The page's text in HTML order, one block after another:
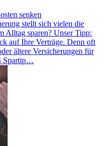
senken
stellt sich vielen die
Alltag sparen? Unser Tipp:
auf Ihre Verträge. Denn oft
ältere Versicherungen für
Spartip…